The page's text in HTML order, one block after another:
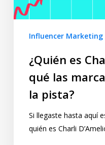
Influencer Marketing
¿Quién es
qué las
la pista?
Si llegaste hasta aquí
quién es Charli